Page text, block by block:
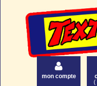
mon compte
(